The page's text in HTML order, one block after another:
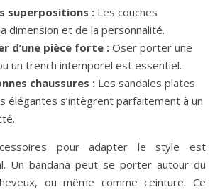
superpositions : Les couches
dimension et de la personnalité.
d’une pièce forte : Oser porter une
un trench intemporel est essentiel.
chaussures : Les sandales plates
élégantes s’intègrent parfaitement à un
pour adapter le style est
Un bandana peut se porter autour du
ou même comme ceinture. Ce